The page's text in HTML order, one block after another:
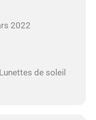
2022
de soleil